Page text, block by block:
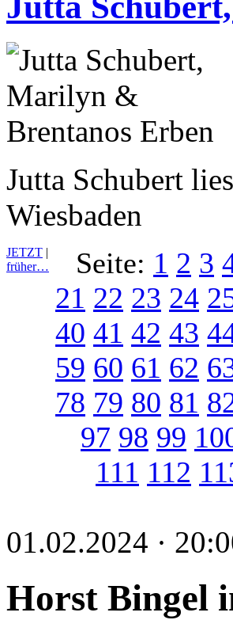
Jutta Schubert
Wiesbaden
JETZT |
früher…
Seite: 1 2 3
21 22 23 24
40 41 42 43
59 60 61 62
78 79 80 81
97 98 99
111 112
01.02.2024 ·
Horst Bingel